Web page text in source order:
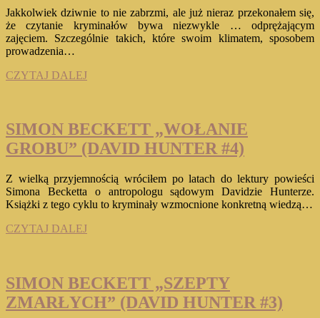
Jakkolwiek dziwnie to nie zabrzmi, ale już nieraz przekonałem się,
że czytanie kryminałów bywa niezwykle … odprężającym
zajęciem. Szczególnie takich, które swoim klimatem, sposobem
prowadzenia…
CZYTAJ DALEJSIMON
(DAVID
HUNTER
#5)
SIMON BECKETT „WOŁANIE
GROBU” (DAVID HUNTER #4)
Z wielką przyjemnością wróciłem po latach do lektury powieści
Simona Becketta o antropologu sądowym Davidzie Hunterze.
Książki z tego cyklu to kryminały wzmocnione konkretną wiedzą…
CZYTAJ DALEJSIMON
(DAVID
HUNTER
#4)
SIMON BECKETT „SZEPTY
ZMARŁYCH” (DAVID HUNTER #3)